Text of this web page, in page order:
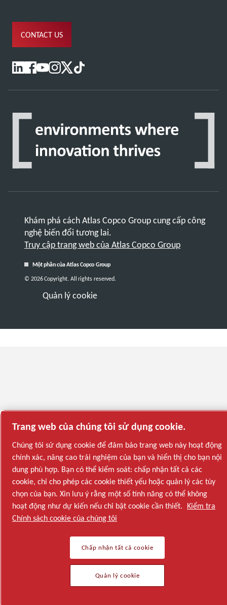
CONTACT US
Khám phá cách Atlas Copco Group cung cấp công
nghệ biến đổi tương lai.
Truy cập trang web của Atlas Copco Group
Một phần của Atlas Copco Group
Quản lý cookie
© 2026 Copyright. All rights reserved.
Trang web của chúng tôi sử dụng cookie.
Chúng tôi sử dụng cookie để đảm bảo trang web này hoạt động
chính xác, nâng cao trải nghiệm của bạn và hiển thị cho bạn nội
dung phù hợp. Bạn có thể kiểm soát: chấp nhận tất cả các
cookie, chỉ cho phép các cookie thiết yếu hoặc quản lý các tùy
chọn của bạn. Xin lưu ý rằng một số tính năng có thể không
hoạt động như dự kiến nếu chỉ bật cookie cần thiết. Kiểm tra
Chính sách cookie của chúng tôi
Chấp nhận tất cả cookie
Quản lý cookie